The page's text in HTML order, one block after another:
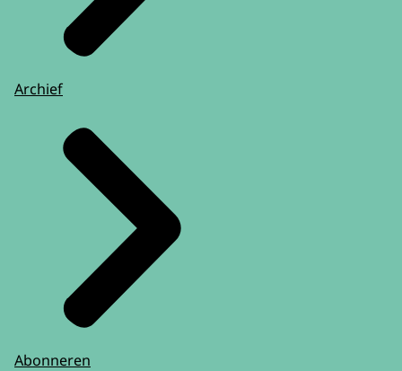
Archief
Abonneren